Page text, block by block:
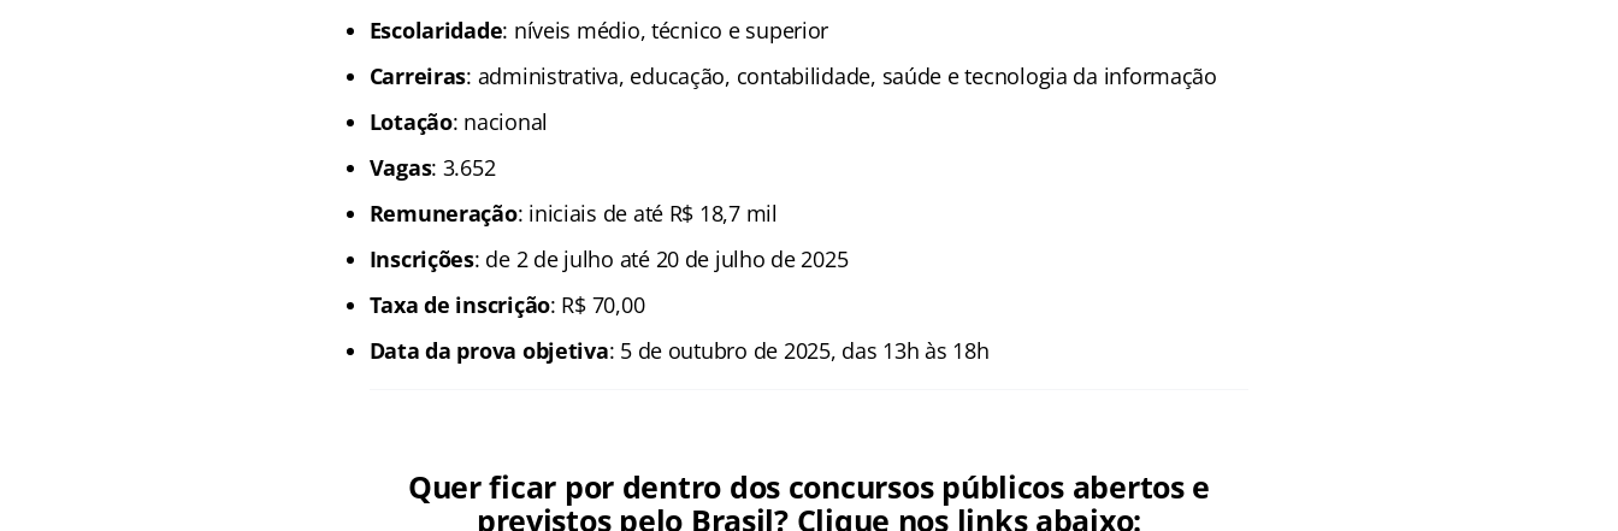
Escolaridade: níveis médio, técnico e superior
Carreiras: administrativa, educação, contabilidade, saúde e tecnologia da informação
Lotação: nacional
Vagas: 3.652
Remuneração: iniciais de até R$ 18,7 mil
Inscrições: de 2 de julho até 20 de julho de 2025
Taxa de inscrição: R$ 70,00
Data da prova objetiva: 5 de outubro de 2025, das 13h às 18h
Quer ficar por dentro dos concursos públicos abertos e
previstos pelo Brasil? Clique nos links abaixo: